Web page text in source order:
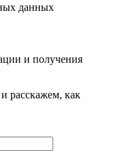
данных
и получения
расскажем, как